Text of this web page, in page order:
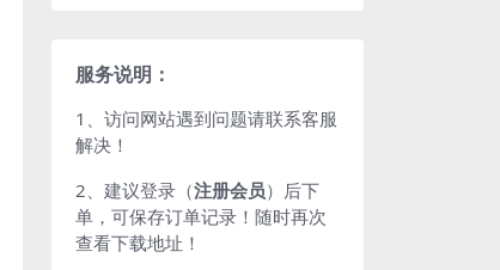
服务说明：
1、访问网站遇到问题请联系客服
解决！
2、建议登录（注册会员）后下
单，可保存订单记录！随时再次
查看下载地址！